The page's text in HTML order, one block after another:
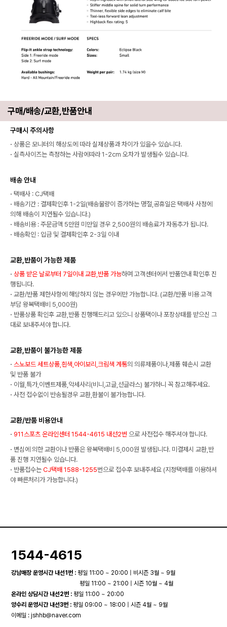
구매/배송/교환,반품안내
구매시 주의사항
· 상품은 모니터의 해상도에 따라 실제상품과 차이가 있을수 있습니다.
· 실측사이즈는 측정하는 사람에따라 1-2cm 오차가 발생될수 있습니다.
배송 안내
· 택배사 : CJ택배
· 배송기간 : 결제확인후 1-2일(배송물량이 증가하는 명절,공휴일은 택배사 사정에
의해 배송이 지연될수 있습니다.)
· 배송비용 : 주문금액 5만원 미만일 경우 2,500원의 배송료가 자동추가 됩니다.
· 배송확인 : 입금 및 결제확인후 2-3일 이내
교환,반품이 가능한 제품
· 상품 받은 날로부터 7일이내 교환,반품 가능하며 고객센터에서 반품안내 확인후 진
행됩니다.
· 교환/반품 제한사항에 해당하지 않는 경우에만 가능합니다. (교환/반품 비용 고객
부담 왕복택배비 5,000원)
· 반품상품 확인후 교환,반품 진행해드리고 있으니 상품택이나 포장상태를 받으신 그
대로 보내주셔야 합니다.
교환,반품이 불가능한 제품
· 스노보드 세트상품,흰색,아이보리,크림색 계통의 의류제품이나,제품 훼손시 교환
및 반품 불가
· 이월,특가,이벤트제품,악세사리(비니,고글,선글라스) 불가하니 꼭 참고해주세요.
· 사전 접수없이 반송될경우 교환,환불이 불가능합니다.
교환/반품 비용안내
· 911스포츠 온라인센터 1544-4615 내선2번 으로 사전접수 해주셔야 합니다.
· 변심에 의한 교환이나 반품은 왕복택배비 5,000원 발생됩니다. 미결제시 교환,반
품 진행 지연될수 있습니다.
· 반품접수는 CJ택배 1588-1255번으로 접수후 보내주세요 (지정택배를 이용하셔
야 빠른처리가 가능합니다.)
1544-4615
강남매장 운영시간 내선1번 : 평일 11:00 ~ 20:00 | 비시즌 3월 ~ 9월
평일 11:00 ~ 21:00 | 시즌 10월 ~ 4월
온라인 상담시간 내선2번 : 평일 11:00 ~ 20:00
양수리 운영시간 내선3번 : 평일 09:00 ~ 18:00 | 시즌 4월 ~ 9월
이메일 :jshhb@naver.com